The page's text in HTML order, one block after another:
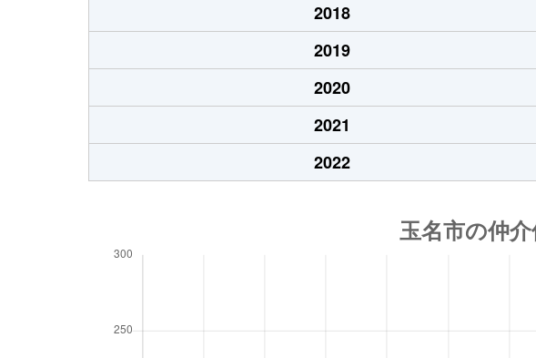
2018
2019
2020
2021
2022